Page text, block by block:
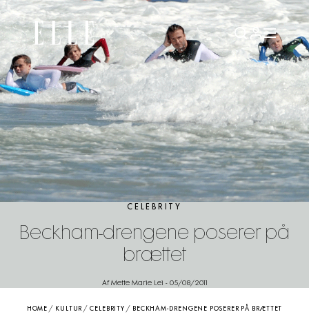
CELEBRITY
Beckham-drengene poserer på
brættet
Af Mette Marie Lei - 05/08/2011
HOME / KULTUR /CELEBRITY / BECKHAM-DRENGENE POSERER PÅ BRÆTTET